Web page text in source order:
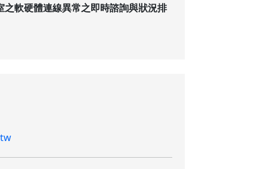
軟硬體連線異常之即時諮詢與狀況排